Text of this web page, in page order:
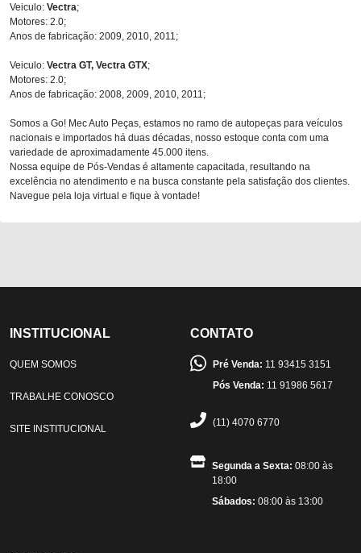
Veiculo: Vectra;
Motores: 2.0;
Anos de fabricação: 2009, 2010, 2011;
Veiculo: Vectra GT, Vectra GTX;
Motores: 2.0;
Anos de fabricação: 2008, 2009, 2010, 2011;
Somos a Go! Mec Auto Peças, estamos no ramo de autopeças para veículos
nacionais e importados há duas décadas, nosso estoque conta com uma
variedade de aproximadamente 45.000 itens.
Nossa equipe de Pós-Vendas é altamente capacitada, resultando na
excelência no atendimento e na busca constante pela satisfação dos clientes.
Navegue pela loja virtual e fique à vontade!
INSTITUCIONAL
QUEM SOMOS
TRABALHE CONOSCO
SITE INSTITUCIONAL
CONTATO
Pré Venda: 11 93415 3151
Pós Venda: 11 91986 5617
(11) 4070 6770
Segunda a Sexta: 08:00 às
18:00
Sábados: 08:00 às 13:00